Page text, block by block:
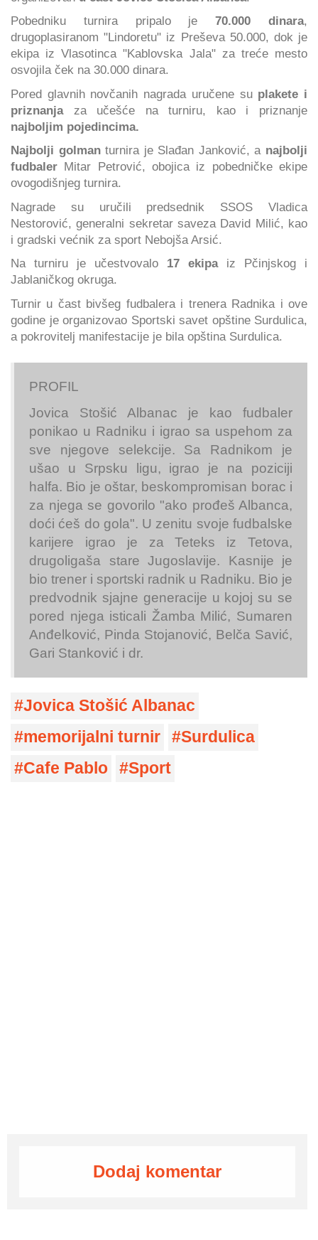
Pobedniku turnira pripalo je70.000 dinara,
drugoplasiranom "Lindoretu" iz Preševa 50.000, dok je
ekipa iz Vlasotinca "Kablovska Jala" za treće mesto
osvojila ček na 30.000 dinara.
Pored glavnih novčanih nagrada uručene su plakete i
priznanjaza učešće na turniru, kao i priznanje
najboljim pojedincima.
Najbolji golmanturnira je Slađan Janković, a najbolji
fudbaler Mitar Petrović, obojica iz pobedničke ekipe
ovogodišnjeg turnira.
Nagrade su uručili predsednik SSOS Vladica
Nestorović, generalni sekretar saveza David Milić, kao
i gradski većnik za sport Nebojša Arsić.
Na turniru je učestvovalo 17 ekipaiz Pčinjskog i
Jablaničkog okruga.
Turnir u čast bivšeg fudbalera i trenera Radnika i ove
godine je organizovao Sportski savet opštine Surdulica,
a pokrovitelj manifestacije je bila opština Surdulica.
PROFIL
Jovica Stošić Albanac je kao fudbaler
ponikao u Radniku i igrao sa uspehom za
sve njegove selekcije. Sa Radnikom je
ušao u Srpsku ligu, igrao je na poziciji
halfa. Bio je oštar, beskompromisan borac i
za njega se govorilo "ako prođeš Albanca,
doći ćeš do gola". U zenitu svoje fudbalske
karijere igrao je za Teteks iz Tetova,
drugoligaša stare Jugoslavije. Kasnije je
bio trener i sportski radnik u Radniku. Bio je
predvodnik sjajne generacije u kojoj su se
pored njega isticali Žamba Milić, Sumaren
Anđelković, Pinda Stojanović, Belča Savić,
Gari Stanković i dr.
Jovica Stošić Albanac
memorijalni turnir
Surdulica
Cafe Pablo
Sport
Dodaj komentar